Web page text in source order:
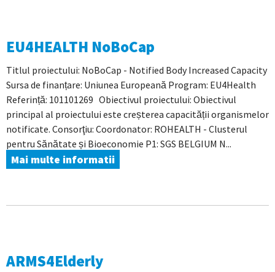
EU4HEALTH NoBoCap
Titlul proiectului: NoBoCap - Notified Body Increased Capacity
Sursa de finanțare: Uniunea Europeană Program: EU4Health
Referință: 101101269 Obiectivul proiectului: Obiectivul
principal al proiectului este creșterea capacității organismelor
notificate. Consorţiu: Coordonator: ROHEALTH - Clusterul
pentru Sănătate și Bioeconomie P1: SGS BELGIUM N...
Mai multe informatii
ARMS4Elderly